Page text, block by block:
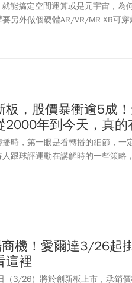
能搞定空間運算或是元宇宙，為
要另外做個硬體AR/VR/MR XR可
、眼、耳越好， AI感測器靠近臉
板，股價暴衝逾5成
2000年到今天，真的
播時，第一眼是看轉播的細節，一
跟球評運動在講解時的一些策略
24年後，看球賽時角度與一般人
商機！愛爾達3/26起
這裡
（3/26）將於創新板上市，承銷